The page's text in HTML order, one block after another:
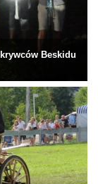
Beskidu